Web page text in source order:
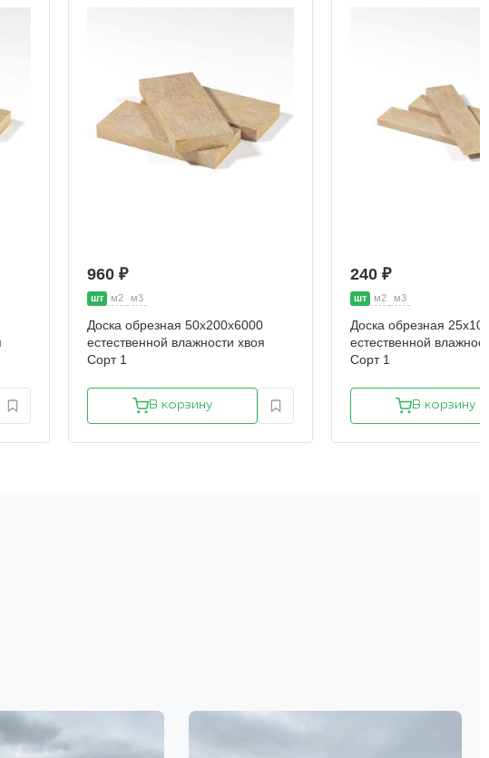
960 ₽
шт м2 м3
Доска обрезная 50х200х6000
естественной влажности хвоя
Сорт 1
В корзину
240 ₽
шт м2 м3
Доска обрезная
естественной
Сорт 1
В корзину